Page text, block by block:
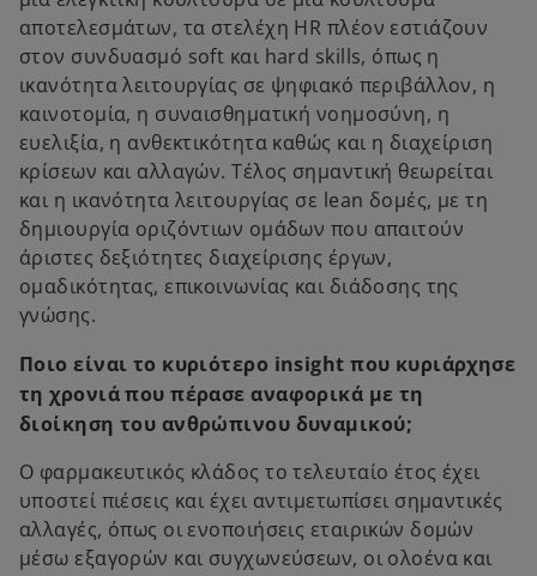
αποτελεσμάτων, τα στελέχη HR πλέον εστιάζουν
στον συνδυασμό soft και hard skills, όπως η
ικανότητα λειτουργίας σε ψηφιακό περιβάλλον, η
καινοτομία, η συναισθηματική νοημοσύνη, η
ευελιξία, η ανθεκτικότητα καθώς και η διαχείριση
κρίσεων και αλλαγών. Τέλος σημαντική θεωρείται
και η ικανότητα λειτουργίας σε lean δομές, με τη
δημιουργία οριζόντιων ομάδων που απαιτούν
άριστες δεξιότητες διαχείρισης έργων,
ομαδικότητας, επικοινωνίας και διάδοσης της
γνώσης.
Ποιο είναι το κυριότερο insight που κυριάρχησε
τη χρονιά που πέρασε αναφορικά με τη
διοίκηση του ανθρώπινου δυναμικού;
Ο φαρμακευτικός κλάδος το τελευταίο έτος έχει
υποστεί πιέσεις και έχει αντιμετωπίσει σημαντικές
αλλαγές, όπως οι ενοποιήσεις εταιρικών δομών
μέσω εξαγορών και συγχωνεύσεων, οι ολοένα και